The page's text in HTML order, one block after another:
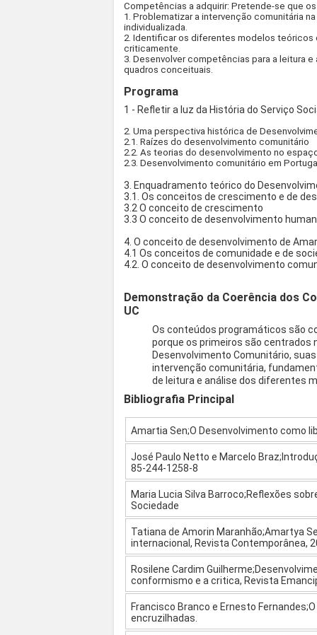
Competências a adquirir: Pretende-se que
1. Problematizar a intervenção comunitária
individualizada.
2. Identificar os diferentes modelos teóricos
criticamente.
3. Desenvolver competências para a leitura
quadros conceituais.
Programa
1 - Refletir a luz da História do Serviço
2. Uma perspectiva histórica de
2.1. Raízes do desenvolvimento comunitário
2.2. As teorias do desenvolvimento no
2.3. Desenvolvimento comunitário em
3. Enquadramento teórico do
3.1. Os conceitos de crescimento e de
3.2 O conceito de crescimento
3.3 O conceito de desenvolvimento
4. O conceito de desenvolvimento de
4.1 Os conceitos de comunidade e de
4.2. O conceito de desenvolvimento
Demonstração da Coerência dos
UC
Os conteúdos programáticos são
porque os primeiros são
Desenvolvimento Comunitário,
intervenção comunitária,
de leitura e análise dos diferentes
Bibliografia Principal
Amartia Sen;O Desenvolvimento como
José Paulo Netto e Marcelo
85-244-1258-8
Maria Lucia Silva Barroco;Reflexões
Sociedade
Tatiana de Amorin Maranhão;Amartya
internacional, Revista Contemporânea,
Rosilene Cardim
conformismo e a critica, Revista
Francisco Branco e Ernesto
encruzilhadas.